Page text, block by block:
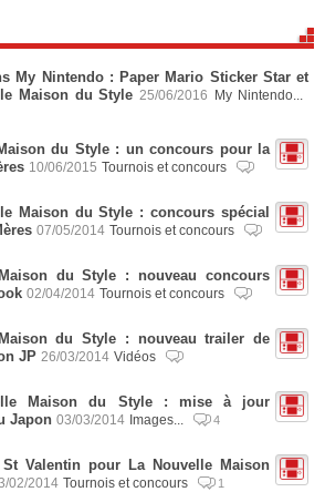
My Nintendo : Paper Mario Sticker Star et
Maison du Style 25/06/2016 My Nintendo...
du Style : un concours pour la
10/06/2015 Tournois et concours
Maison du Style : concours spécial
07/05/2014 Tournois et concours
du Style : nouveau concours
02/04/2014 Tournois et concours
du Style : nouveau trailer de
JP 26/03/2014 Vidéos
Maison du Style : mise à jour
Japon 03/03/2014 Images... 4
St Valentin pour La Nouvelle Maison
02/2014 Tournois et concours 1